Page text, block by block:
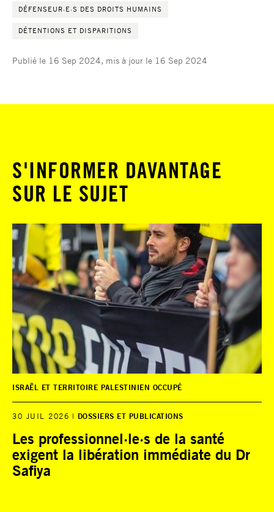
DÉFENSEUR·E·S DES DROITS HUMAINS
DÉTENTIONS ET DISPARITIONS
Publié le 16 Sep 2024, mis à jour le 16 Sep 2024
S'INFORMER DAVANTAGE
SUR LE SUJET
ISRAËL ET TERRITOIRE PALESTINIEN OCCUPÉ
30 JUIL 2026 DOSSIERS ET PUBLICATIONS
Les professionnel·le·s de la santé
exigent la libération immédiate du Dr
Safiya